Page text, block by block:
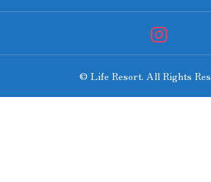
© Life Resort. All Rights